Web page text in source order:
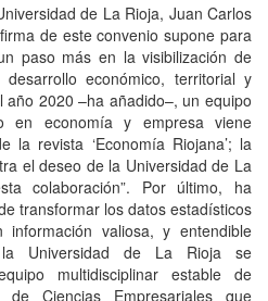
de La Rioja, Juan Carlos
de este convenio supone para
paso más en la visibilización de
económico, territorial y
año 2020 –ha añadido–, un equipo
en economía y empresa viene
la revista ‘Economía Riojana’; la
el deseo de la Universidad de La
colaboración”. Por último, ha
transformar los datos estadísticos
valiosa, y entendible
Universidad de La Rioja se
multidisciplinar estable de
Ciencias Empresariales que